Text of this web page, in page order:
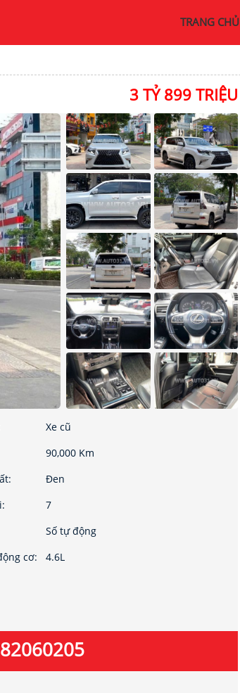
TRANG CHỦ
3 TỶ 899 TRIỆU
Xe cũ
90,000 Km
Đen
7
Số tự động
cơ: 4.6L